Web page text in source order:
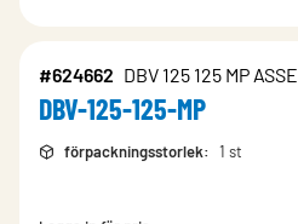
#624662 DBV 125 125 MP ASSE
DBV-125-125-MP
förpackningsstorlek: 1 st